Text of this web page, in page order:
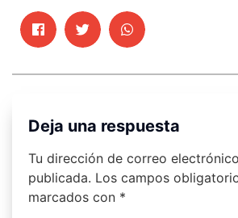
Deja una respuesta
Tu dirección de correo
publicada. Los campos
marcados con *